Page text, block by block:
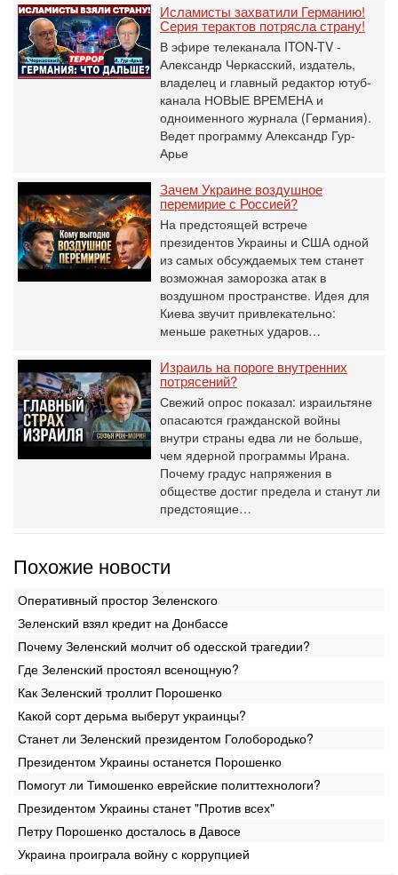
Исламисты захватили Германию!
Серия терактов потрясла страну!
В эфире телеканала ITON-TV -
Александр Черкасский, издатель,
владелец и главный редактор ютуб-
канала НОВЫЕ ВРЕМЕНА и
одноименного журнала (Германия).
Ведет программу Александр Гур-
Арье
Зачем Украине воздушное
перемирие с Россией?
На предстоящей встрече
президентов Украины и США одной
из самых обсуждаемых тем станет
возможная заморозка атак в
воздушном пространстве. Идея для
Киева звучит привлекательно:
меньше ракетных ударов…
Израиль на пороге внутренних
потрясений?
Свежий опрос показал: израильтяне
опасаются гражданской войны
внутри страны едва ли не больше,
чем ядерной программы Ирана.
Почему градус напряжения в
обществе достиг предела и станут ли
предстоящие…
Похожие новости
Оперативный простор Зеленского
Зеленский взял кредит на Донбассе
Почему Зеленский молчит об одесской трагедии?
Где Зеленский простоял всенощную?
Как Зеленский троллит Порошенко
Какой сорт дерьма выберут украинцы?
Станет ли Зеленский президентом Голобородько?
Президентом Украины останется Порошенко
Помогут ли Тимошенко еврейские политтехнологи?
Президентом Украины станет "Против всех"
Петру Порошенко досталось в Давосе
Украина проиграла войну с коррупцией